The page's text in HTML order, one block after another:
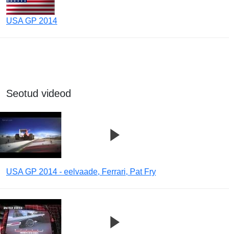
USA GP 2014
Seotud videod
USA GP 2014 - eelvaade, Ferrari, Pat Fry